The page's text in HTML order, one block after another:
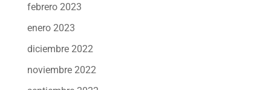
febrero 2023
enero 2023
diciembre 2022
noviembre 2022